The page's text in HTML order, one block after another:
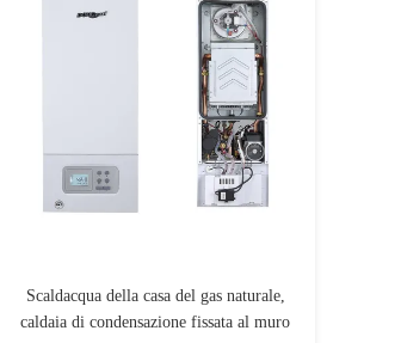
Scaldacqua della casa del gas naturale,
caldaia di condensazione fissata al muro